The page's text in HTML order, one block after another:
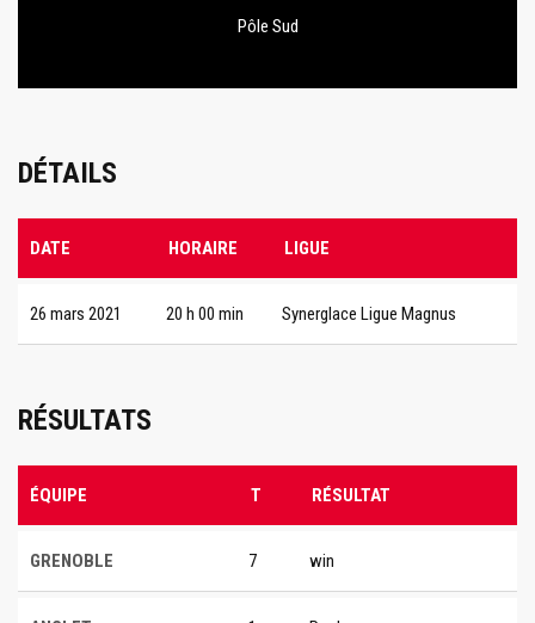
Pôle Sud
DÉTAILS
DATE HORAIRE LIGUE
26 mars 2021 20 h 00 min Synerglace Ligue Magnus
RÉSULTATS
ÉQUIPE T RÉSULTAT
GRENOBLE 7 win